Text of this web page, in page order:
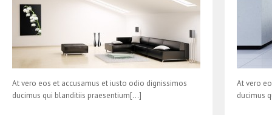
At vero eos et accusamus et iusto odio dignissimos
ducimus qui blanditiis praesentium[…]
At vero
ducimus